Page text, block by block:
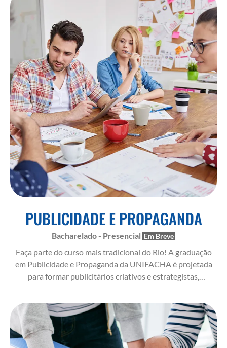
PUBLICIDADE E PROPAGANDA
Bacharelado - Presencial
Faça parte do curso mais tradicional do Rio! A graduação
em Publicidade e Propaganda da UNIFACHA é projetada
para formar publicitários criativos e estrategistas,
alinhadas com as demandas do mercado.